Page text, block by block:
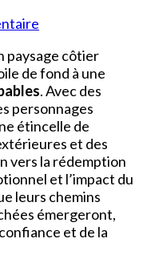
paysage côtier
de fond à une
. Avec des
personnages
étincelle de
et des
vers la rédemption
et l’impact du
leurs chemins
émergeront,
et de la